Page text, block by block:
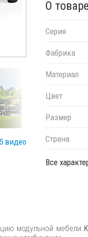
видео
О товаре
Серия
Фабрика
Материал
Цвет
Размер
Страна
Все
модульной мебели